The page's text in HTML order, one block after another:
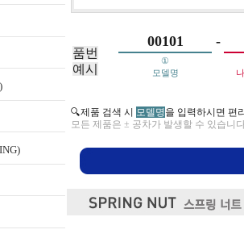
품번
예시
00101 -
①
모델명
🔍제품 검색 시 모델명을 입력하시면 편
모든 제품은 ± 공차가 발생할 수 있습니